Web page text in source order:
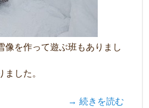
像を作って遊ぶ班もありまし
した。
→ 続きを読む